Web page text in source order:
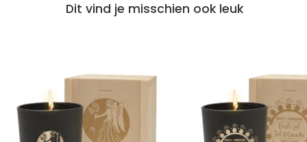
Dit vind je misschien ook leuk